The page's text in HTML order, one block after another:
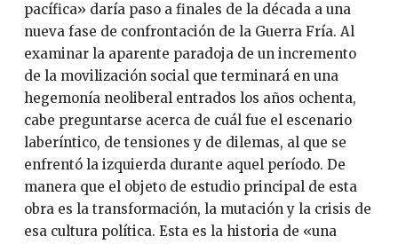
pacífica» daría paso a finales de la década a una
nueva fase de confrontación de la Guerra Fría. Al
examinar la aparente paradoja de un incremento
de la movilización social que terminará en una
hegemonía neoliberal entrados los años ochenta,
cabe preguntarse acerca de cuál fue el escenario
laberíntico, de tensiones y de dilemas, al que se
enfrentó la izquierda durante aquel período. De
manera que el objeto de estudio principal de esta
obra es la transformación, la mutación y la crisis de
esa cultura política. Esta es la historia de «una